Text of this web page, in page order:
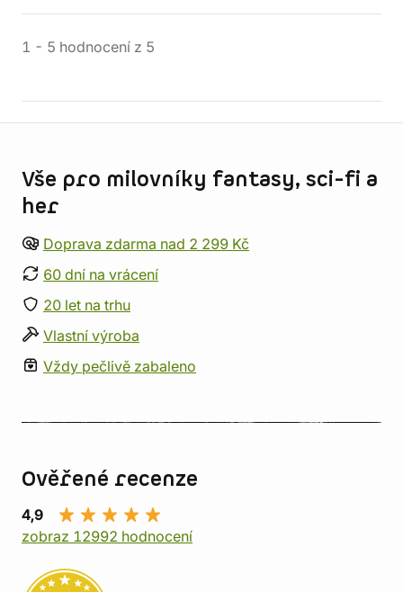
1 - 5 hodnocení z 5
Vše pro milovníky fantasy, sci-fi a
her
Doprava zdarma nad 2 299 Kč
60 dní na vrácení
20 let na trhu
Vlastní výroba
Vždy pečlivě zabaleno
Ověřené recenze
4,9
zobraz 12992 hodnocení